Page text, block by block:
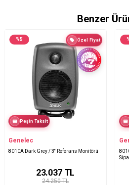
Benzer
%5 Özel Fiyat
Peşin Taksit
Genelec
8010A Dark Grey / 3'' Referans Monitörü
24.250 TL
23.037TL